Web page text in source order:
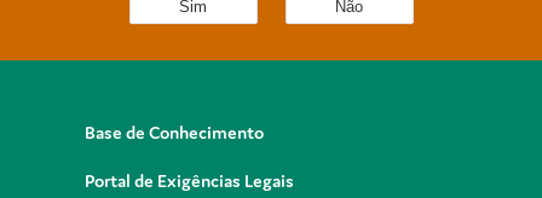
Sim Não
Base de Conhecimento
Portal de Exigências Legais